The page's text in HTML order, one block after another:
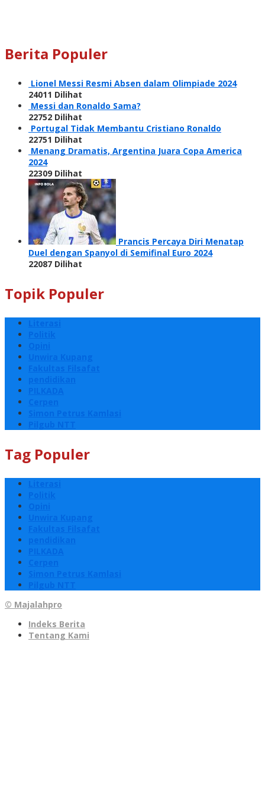
Berita Populer
Lionel Messi Resmi Absen dalam Olimpiade 2024
24011 Dilihat
Messi dan Ronaldo Sama?
22752 Dilihat
Portugal Tidak Membantu Cristiano Ronaldo
22751 Dilihat
Menang Dramatis, Argentina Juara Copa America
2024
22309 Dilihat
Prancis Percaya Diri Menatap
Duel dengan Spanyol di Semifinal Euro 2024
22087 Dilihat
Topik Populer
Tag Populer
© Majalahpro
Indeks Berita
Tentang Kami